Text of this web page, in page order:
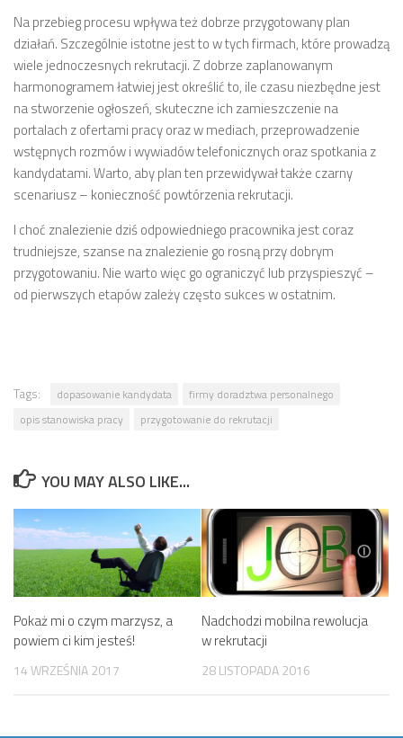
Na przebieg procesu wpływa też dobrze przygotowany plan
działań. Szczególnie istotne jest to w tych firmach, które prowadzą
wiele jednoczesnych rekrutacji. Z dobrze zaplanowanym
harmonogramem łatwiej jest określić to, ile czasu niezbędne jest
na stworzenie ogłoszeń, skuteczne ich zamieszczenie na
portalach z ofertami pracy oraz w mediach, przeprowadzenie
wstępnych rozmów i wywiadów telefonicznych oraz spotkania z
kandydatami. Warto, aby plan ten przewidywał także czarny
scenariusz – konieczność powtórzenia rekrutacji.
I choć znalezienie dziś odpowiedniego pracownika jest coraz
trudniejsze, szanse na znalezienie go rosną przy dobrym
przygotowaniu. Nie warto więc go ograniczyć lub przyspieszyć –
od pierwszych etapów zależy często sukces w ostatnim.
Tags: dopasowanie kandydata
firmy doradztwa personalnego
opis stanowiska pracy
przygotowanie do rekrutacji
YOU MAY ALSO LIKE...
Pokaż mi o czym marzysz, a
powiem ci kim jesteś!
14 WRZEŚNIA 2017
Nadchodzi mobilna rewolucja
w rekrutacji
28 LISTOPADA 2016